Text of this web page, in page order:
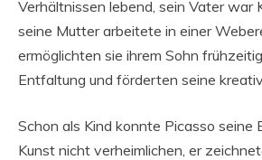
Verhältnissen lebend, sein Vater war
seine Mutter arbeitete in einer
ermöglichten sie ihrem Sohn
Entfaltung und förderten seine
Schon als Kind konnte Picasso seine
Kunst nicht verheimlichen, er